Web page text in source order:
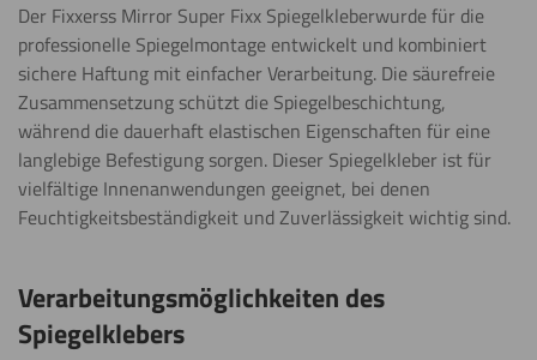
Der Fixxerss Mirror Super Fixx Spiegelkleberwurde für die
professionelle Spiegelmontage entwickelt und kombiniert
sichere Haftung mit einfacher Verarbeitung. Die säurefreie
Zusammensetzung schützt die Spiegelbeschichtung,
während die dauerhaft elastischen Eigenschaften für eine
langlebige Befestigung sorgen. Dieser Spiegelkleber ist für
vielfältige Innenanwendungen geeignet, bei denen
Feuchtigkeitsbeständigkeit und Zuverlässigkeit wichtig sind.
Verarbeitungsmöglichkeiten des
Spiegelklebers